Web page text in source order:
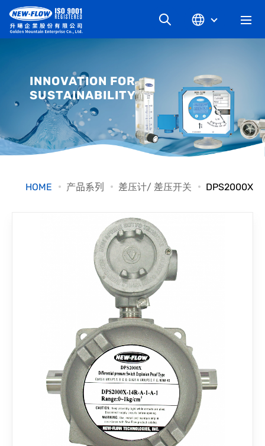
最新消息
知识文章
档案下载
联络我们
INNOVATION FOR
SUSTAINABILITY
HOME 产品系列 差压计/ 差压开关 DPS2000X